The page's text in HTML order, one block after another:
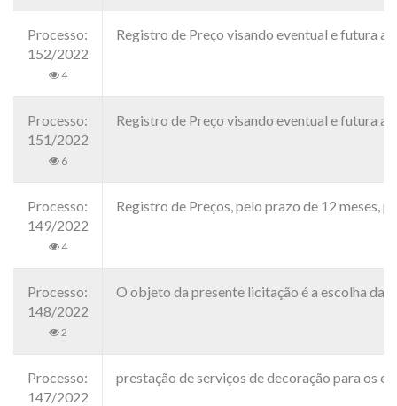
Processo:
152/2022
4
Registro de Preço visando eventual e futura
Processo:
151/2022
6
Registro de Preço visando eventual e futura
Processo:
149/2022
4
Registro de Preços, pelo prazo de 12 meses,
Processo:
148/2022
2
O objeto da presente licitação é a escolha da
Processo:
147/2022
prestação de serviços de decoração para os